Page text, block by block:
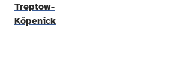
Treptow-
Köpenick